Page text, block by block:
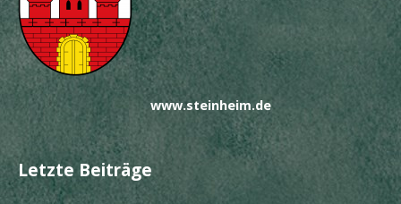
www.steinheim.de
Letzte Beiträge